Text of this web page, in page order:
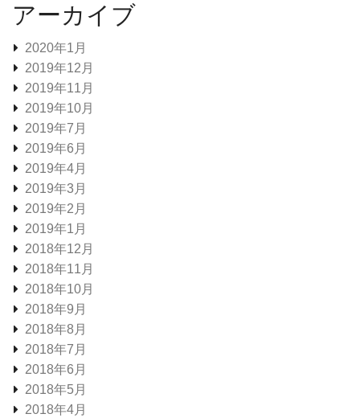
アーカイブ
2020年1月
2019年12月
2019年11月
2019年10月
2019年7月
2019年6月
2019年4月
2019年3月
2019年2月
2019年1月
2018年12月
2018年11月
2018年10月
2018年9月
2018年8月
2018年7月
2018年6月
2018年5月
2018年4月